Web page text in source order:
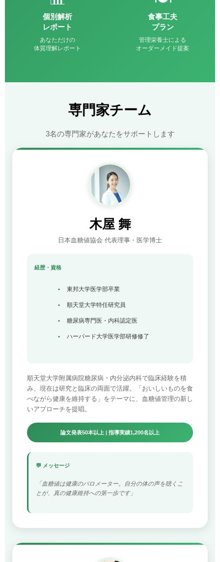
個別解析
レポート
あなただけの
体質理解レポート
食事工夫
プラン
管理栄養士による
オーダーメイド提案
専門家チーム
3名の専門家があなたをサポートします
木屋 舞
日本血糖値協会 代表理事・医学博士
経歴・資格
東邦大学医学部卒業
順天堂大学特任研究員
糖尿病専門医・内科認定医
ハーバード大学医学部研修修了
順天堂大学附属病院糖尿病・内分泌内科で臨床経験を積
み、現在は研究と臨床の両面で活躍。「おいしいものを食
べながら健康を維持する」をテーマに、血糖値管理の新し
いアプローチを提唱。
論文発表50本以上 | 指導実績1,200名以上
💬 メッセージ
「血糖値は健康のバロメーター。自分の体の声を聴くこ
とが、真の健康維持への第一歩です」